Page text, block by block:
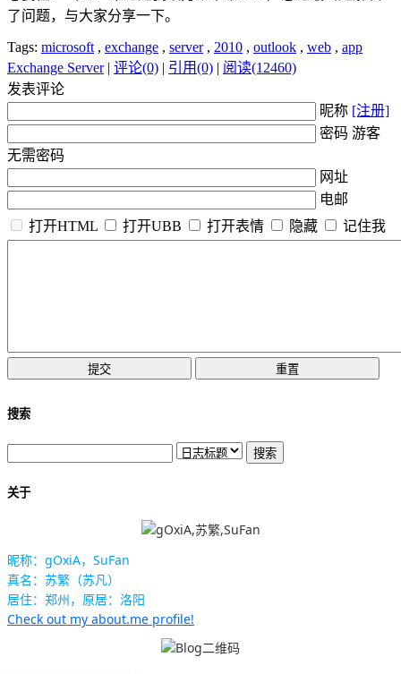
了问题，与大家分享一下。
Tags: microsoft, exchange , server, 2010 , outlook , web , app
Exchange Server| 评论(0) | 引用(0) | 阅读(12460)
发表评论
昵称 [注册]
密码 游客
无需密码
网址
电邮
打开HTML
打开UBB 打开表情 隐藏 记住我
搜索
关于
昵称：gOxiA，SuFan
真名：苏繁（苏凡）
居住：郑州，原居：洛阳
Check out my about.me profile!